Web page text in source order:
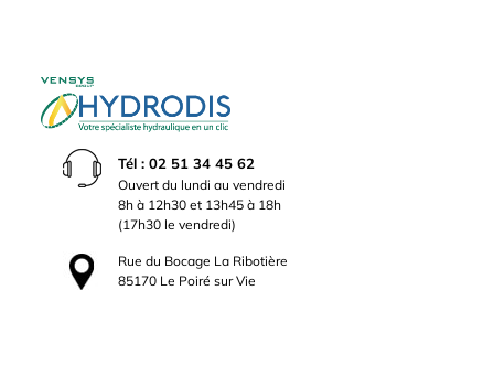
Tél : 02 51 34 45 62
Ouvert du lundi au vendredi
8h à 12h30 et 13h45 à 18h
(17h30 le vendredi)
Rue du Bocage La Ribotière
85170 Le Poiré sur Vie